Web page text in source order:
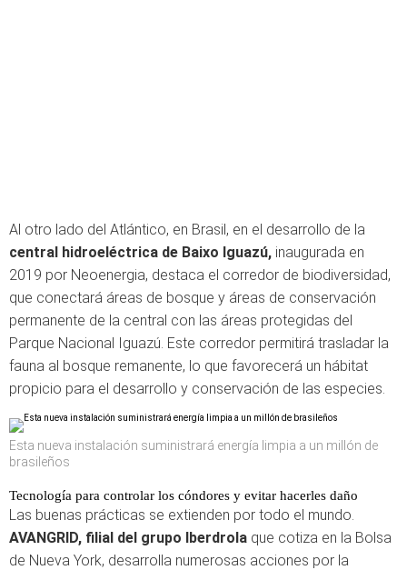
Al otro lado del Atlántico, en Brasil, en el desarrollo de la
central hidroeléctrica de Baixo Iguazú, inaugurada en
2019 por Neoenergia, destaca el corredor de biodiversidad,
que conectará áreas de bosque y áreas de conservación
permanente de la central con las áreas protegidas del
Parque Nacional Iguazú. Este corredor permitirá trasladar la
fauna al bosque remanente, lo que favorecerá un hábitat
propicio para el desarrollo y conservación de las especies.
Esta nueva instalación suministrará energía limpia a un millón de
brasileños
Tecnología para controlar los cóndores y evitar hacerles daño
Las buenas prácticas se extienden por todo el mundo.
AVANGRID, filial del grupo Iberdrola que cotiza en la Bolsa
de Nueva York, desarrolla numerosas acciones por la